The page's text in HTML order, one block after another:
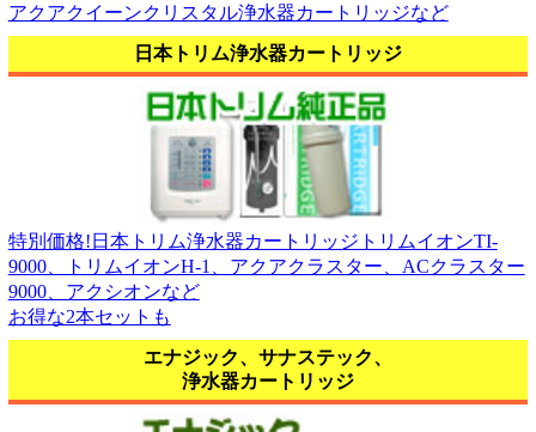
アクアクイーンクリスタル浄水器カートリッジなど
日本トリム浄水器カートリッジ
特別価格!日本トリム浄水器カートリッジトリムイオンTI-
9000、トリムイオンH-1、アクアクラスター、ACクラスター
9000、アクシオンなど
お得な2本セットも
エナジック、サナステック、
浄水器カートリッジ